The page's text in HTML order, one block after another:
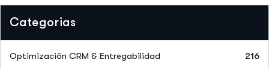
Categorias
Optimización CRM & Entregabilidad 216